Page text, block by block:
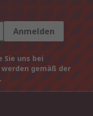
Anmelden
Sie uns bei
gemäß der